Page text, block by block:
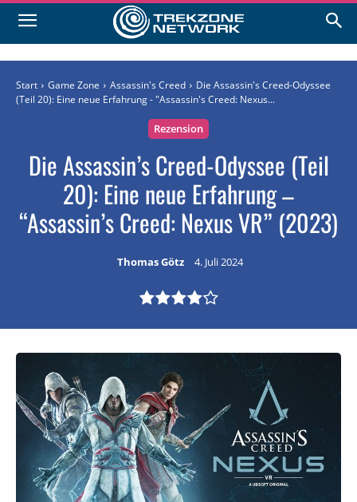
Start Game Zone Assassin's Creed
Die Assassin's Creed-Odyssee
(Teil 20): Eine neue Erfahrung - "Assassin's Creed: Nexus...
Rezension
Die Assassin’s Creed-Odyssee (Teil
20): Eine neue Erfahrung –
“Assassin’s Creed: Nexus VR” (2023)
Thomas Götz 4. Juli 2024